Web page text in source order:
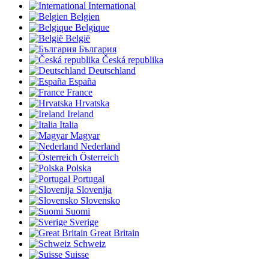
International
Belgien
Belgique
België
България
Česká republika
Deutschland
España
France
Hrvatska
Ireland
Italia
Magyar
Nederland
Österreich
Polska
Portugal
Slovenija
Slovensko
Suomi
Sverige
Great Britain
Schweiz
Suisse